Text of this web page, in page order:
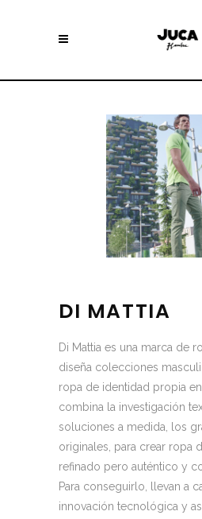
DI MATTIA
Di Mattia es una marca de
diseña colecciones
ropa de identidad propia
combina la investigación
soluciones a medida, los
originales, para crear ropa
refinado pero auténtico y
Para conseguirlo, llevan a
innovación tecnológica y